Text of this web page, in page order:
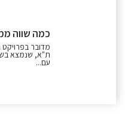
כמה שווה
מדובר בפרויקט
ת"א, שנמצא
עם...